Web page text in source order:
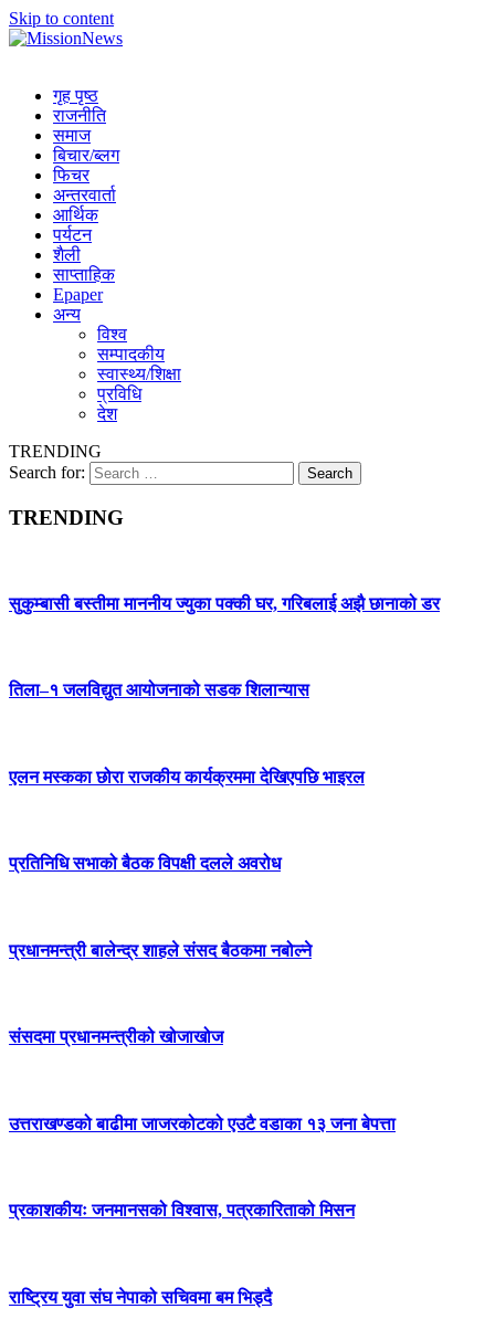
Skip to content
गृह पृष्ठ
राजनीति
समाज
बिचार/ब्लग
फिचर
अन्तरवार्ता
आर्थिक
पर्यटन
शैली
साप्ताहिक
Epaper
अन्य
विश्व
सम्पादकीय
स्वास्थ्य/शिक्षा
प्रविधि
देश
TRENDING
Search for:
TRENDING
सुकुम्बासी बस्तीमा माननीय ज्युका पक्की घर, गरिबलाई अझै छानाको डर
तिला–१ जलविद्युत आयोजनाको सडक शिलान्यास
एलन मस्कका छोरा राजकीय कार्यक्रममा देखिएपछि भाइरल
प्रतिनिधि सभाको बैठक विपक्षी दलले अवरोध
प्रधानमन्त्री बालेन्द्र शाहले संसद बैठकमा नबोल्ने
संसदमा प्रधानमन्त्रीको खोजाखोज
उत्तराखण्डको बाढीमा जाजरकोटको एउटै वडाका १३ जना बेपत्ता
प्रकाशकीयः जनमानसको विश्वास, पत्रकारिताको मिसन
राष्ट्रिय युवा संघ नेपाको सचिवमा बम भिड्दै